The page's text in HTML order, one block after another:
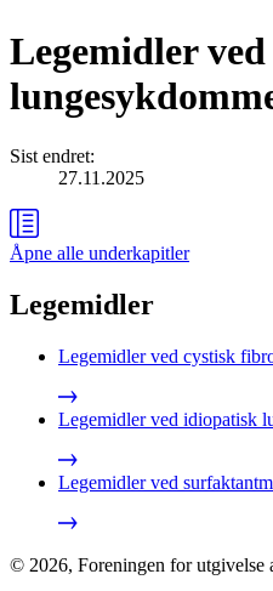
Legemidler
Sist endret:
27.11.2025
Åpne alle underkapitler
Legemidler
Legemidler ved cystisk
Legemidler ved idiopatisk
Legemidler ved
© 2026, Foreningen for utgivelse